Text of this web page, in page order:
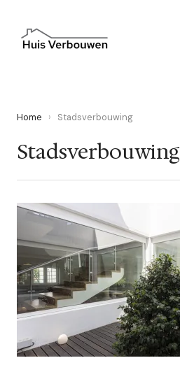
Home › Stadsverbouwing
Stadsverbouwing